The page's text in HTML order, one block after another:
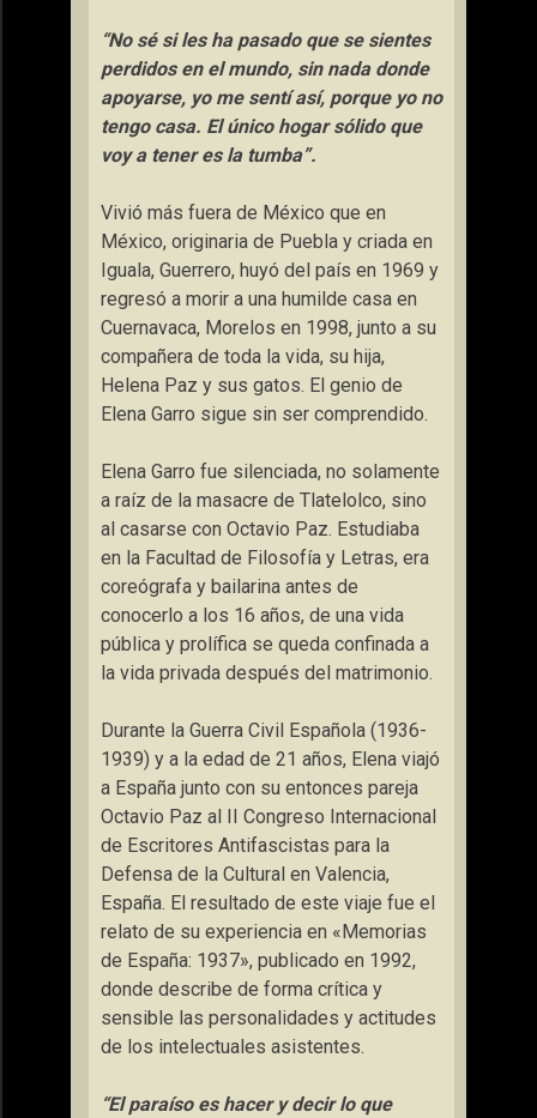
“No sé si les ha pasado que se sientes
perdidos en el mundo, sin nada donde
apoyarse, yo me sentí así, porque yo no
tengo casa. El único hogar sólido que
voy a tener es la tumba”.
Vivió más fuera de México que en
México, originaria de Puebla y criada en
Iguala, Guerrero, huyó del país en 1969 y
regresó a morir a una humilde casa en
Cuernavaca, Morelos en 1998, junto a su
compañera de toda la vida, su hija,
Helena Paz y sus gatos. El genio de
Elena Garro sigue sin ser comprendido.
Elena Garro fue silenciada, no solamente
a raíz de la masacre de Tlatelolco, sino
al casarse con Octavio Paz. Estudiaba
en la Facultad de Filosofía y Letras, era
coreógrafa y bailarina antes de
conocerlo a los 16 años, de una vida
pública y prol ífica se queda confinada a
la vida privada después del matrimonio.
Durante la Guerra Civil Española (1936-
1939) y a la edad de 21 años, Elena viajó
a España junto con su entonces pareja
Octavio Paz al II Congreso Internacional
de Escritores Antifascistas para la
Defensa de la Cultural en Valencia,
España. El resultado de este viaje fue el
relato de su experiencia en «Memorias
de España: 1937», publicado en 1992,
donde describe de forma crítica y
sensible las personalidades y actitudes
de los intelectuales asistentes.
“El paraíso es hacer y decir lo que